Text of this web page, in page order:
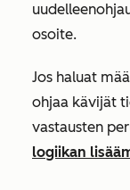
osoite.
Jos haluat
ohjaa kävijät
vastausten
logiikan